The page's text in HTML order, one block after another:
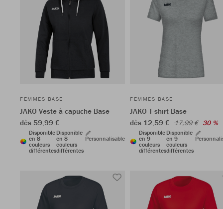
FEMMES BASE
JAKO Veste à capuche Base
dès 59,99 €
Disponible
en 8
couleurs
différentes
Disponible
en 8
couleurs
différentes
Personnalisable
FEMMES BASE
JAKO T-shirt Base
dès 12,59 € 17,99 € 30 %
Disponible
en 9
couleurs
différentes
Disponible
en 9
couleurs
différentes